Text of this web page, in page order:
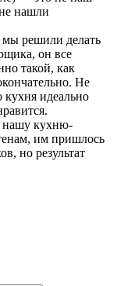
нашли
мы решили делать
он все
такой, как
Не
идеально
нашу кухню-
им пришлось
но результат